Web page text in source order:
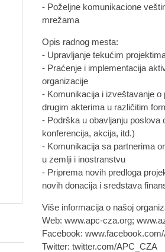
- Poželjne komunikacione
mrežama
Opis radnog mesta:
- Upravljanje tekućim
- Praćenje i implementacija
organizacije
- Komunikacija i izveštavanje
drugim akterima u različitim
- Podrška u obavljanju poslova
konferencija, akcija, itd.)
- Komunikacija sa partnerima
u zemlji i inostranstvu
- Priprema novih predloga
novih donacija i sredstava
Više informacija o našoj
Web: www.apc-cza.org;
Facebook:
Twitter: twitter.com/APC_CZA